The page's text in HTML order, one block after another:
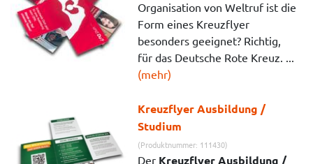
Organisation von Weltruf ist die
Form eines Kreuzflyer
besonders geeignet? Richtig,
für das Deutsche Rote Kreuz. ...
(mehr)
Kreuzflyer Ausbildung /
Studium
(Produktnummer: 111430)
Der Kreuzflyer Ausbildung /